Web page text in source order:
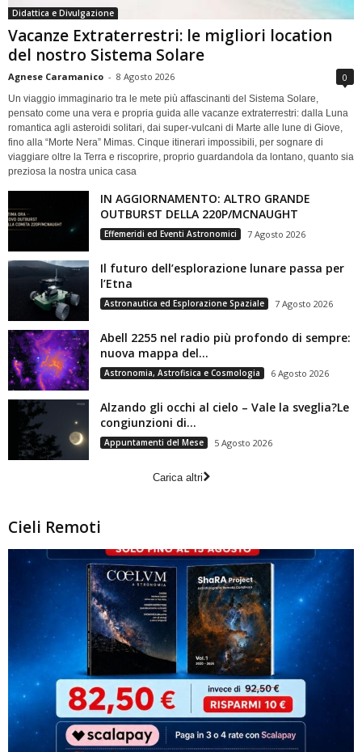
Didattica e Divulgazione
Vacanze Extraterrestri: le migliori location
del nostro Sistema Solare
Agnese Caramanico - 8 Agosto 2026 0
Un viaggio immaginario tra le mete più affascinanti del Sistema Solare,
pensato come una vera e propria guida alle vacanze extraterrestri: dalla Luna
romantica agli asteroidi solitari, dai super-vulcani di Marte alle lune di Giove,
fino alla “Morte Nera” Mimas. Cinque itinerari impossibili, per sognare di
viaggiare oltre la Terra e riscoprire, proprio guardandola da lontano, quanto sia
preziosa la nostra unica casa
IN AGGIORNAMENTO: ALTRO GRANDE
OUTBURST DELLA 220P/MCNAUGHT
Effemeridi ed Eventi Astronomici 7 Agosto 2026
Il futuro dell’esplorazione lunare passa per
l’Etna
Astronautica ed Esplorazione Spaziale 7 Agosto 2026
Abell 2255 nel radio più profondo di sempre:
nuova mappa del...
Astronomia, Astrofisica e Cosmologia 6 Agosto 2026
Alzando gli occhi al cielo – Vale la sveglia?Le
congiunzioni di...
Appuntamenti del Mese 5 Agosto 2026
Carica altri
Cieli Remoti